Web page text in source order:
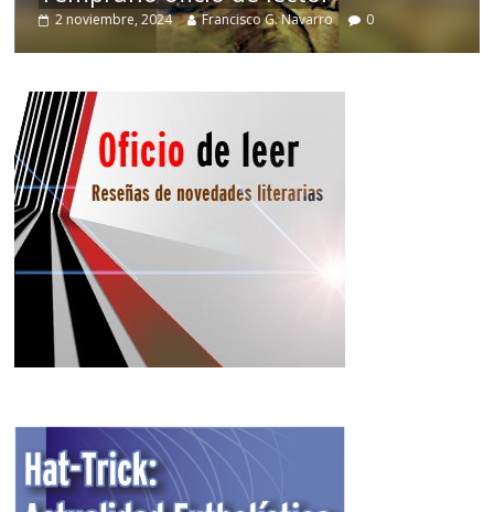
2 noviembre, 2024 Francisco G. Navarro 0